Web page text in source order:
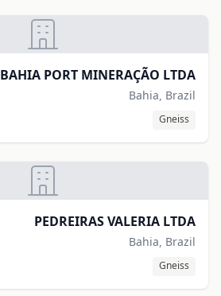
BAHIA PORT MINERAÇÃO LTDA.
Bahia, Brazil
Gneiss
PEDREIRAS VALERIA LTDA
Bahia, Brazil
Gneiss